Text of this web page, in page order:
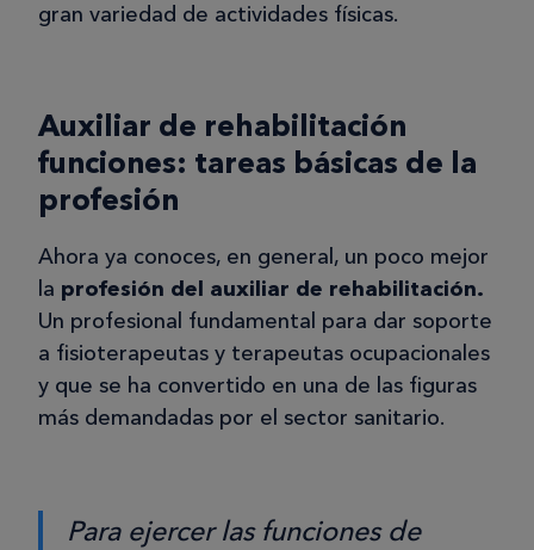
gran variedad de actividades físicas.
Auxiliar de rehabilitación
funciones: tareas básicas de la
profesión
Ahora ya conoces, en general, un poco mejor
la profesión del auxiliar de rehabilitación.
Un profesional fundamental para dar soporte
a fisioterapeutas y terapeutas ocupacionales
y que se ha convertido en una de las figuras
más demandadas por el sector sanitario.
Para ejercer las funciones de